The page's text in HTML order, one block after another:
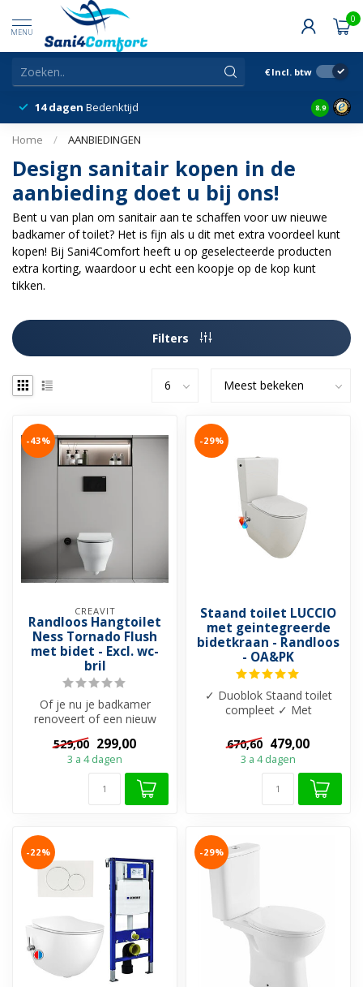
MENU
0
€ Incl. btw
14 dagen Bedenktijd Snelle
8.9
Home / AANBIEDINGEN
Design sanitair kopen in de
aanbieding doet u bij ons!
Bent u van plan om sanitair aan te schaffen voor uw nieuwe
badkamer of toilet? Het is fijn als u dit met extra voordeel kunt
kopen! Bij Sani4Comfort heeft u op geselecteerde producten
extra korting, waardoor u echt een koopje op de kop kunt
tikken.
Filters
-43%
CREAVIT
Randloos Hangtoilet
Ness Tornado Flush
met bidet - Excl. wc-
bril
Of je nu je badkamer
renoveert of een nieuw
Ness ra...
529,00 299,00
3 a 4 dagen
-29%
Staand toilet LUCCIO
met geintegreerde
bidetkraan - Randloos
- OA&PK
✓ Duoblok Staand toilet
compleet ✓ Met
Randloos ✓ Geb...
670,60 479,00
3 a 4 dagen
-22% -29%